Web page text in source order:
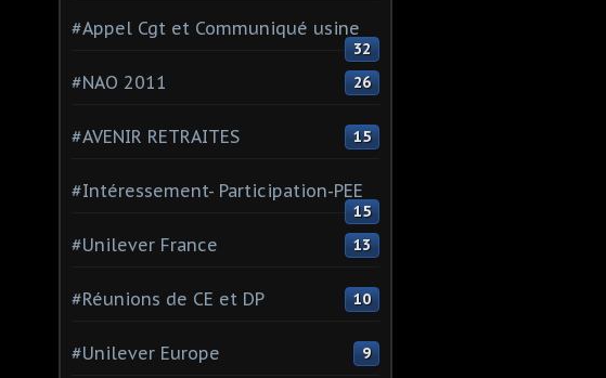
#Appel Cgt et Communiqué usine
32
#NAO 2011 26
#AVENIR RETRAITES 15
#Intéressement- Participation-PEE
15
#Unilever France 13
#Réunions de CE et DP 10
#Unilever Europe 9